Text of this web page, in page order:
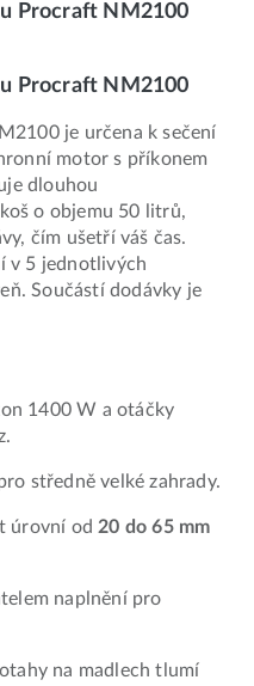
Procraft NM2100
Procraft NM2100
je určena k sečení
motor s příkonem
dlouhou
o objemu 50 litrů,
čím ušetří váš čas.
v 5 jednotlivých
Součástí dodávky je
1400 W a otáčky
středně velké zahrady.
úrovní od 20 do 65 mm
naplnění pro
na madlech tlumí